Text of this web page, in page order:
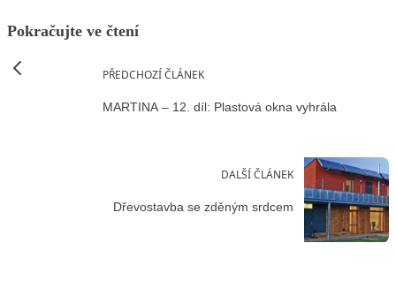
Pokračujte ve čtení
PŘEDCHOZÍ ČLÁNEK
MARTINA – 12. díl: Plastová okna vyhrála
DALŠÍ ČLÁNEK
Dřevostavba se zděným srdcem